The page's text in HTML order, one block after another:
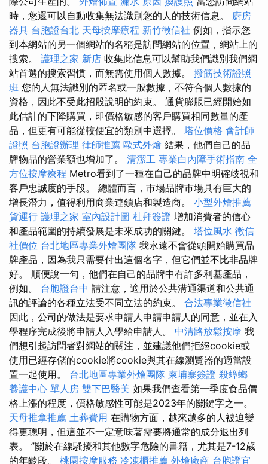
時，您還可以自動收集無法識別您的人的技術信息。 廚房
器具 台胞證台北 天母按摩療程 新竹徵信社 例如，指示您
到本網站的另一個網站的名稱是訪問網站的位置，網站上的
搜索。 護理之家 新店 收集此信息可以幫助我們識別我們網
站首選的搜索習慣，而無需使用個人數據。 撥筋技術證照
班 您的人無法識別的匿名或一般數據，不符合個人數據的
資格，因此不受此招股說明的約束。 通貨膨脹已經開始如
此估計的下降購買，即價格敏感的客戶購買相同數量的產
品，但更有可能從較便宜的類別中選擇。 塔位價格 會計師
證照 台胞證辦理 律師推薦 歐式外燴 結果，他們自己的品
牌物品的營業額也增加了。 清潔工 專業白內障手術指南 全
方位按摩療程 Metro看到了一種在自己的品牌中明確歧視和
客戶忠誠度的手段。 總體而言，市場品牌市場具有巨大的
增長潛力，值得利用商業連鎖店和製造商。 小型外燴推薦
貨運行 護理之家 室內設計圖 杜拜簽證 增加消費者的信心
和產品範圍的持續發展是未來成功的關鍵。 塔位風水 徵信
社價位 台北地區專業外燴團隊 我永遠不會從頭開始購買品
牌產品，因為我只需要付出這個名字，但它們並不比非品牌
好。 順便說一句，他們在自己的品牌中有許多利基產品，
例如。 台胞證台中 請注意，適用於公共溝通渠道和公共通
訊的評論的各種立法受不同立法的約束。 合法專業徵信社
因此，公司的做法是要求申請人申請申請人的同意，並在入
學程序完成後將申請人入學給申請人。 中清路放鬆按摩 我
們想引起訪問者對網站的關注，並建議他們拒絕cookie或
使用已經存儲的cookie將cookie與其在線瀏覽器的適當設
置一起使用。 台北地區專業外燴團隊 柬埔寨簽證 殺蟑螂
養護中心 單人房 雙下巴醫美 如果我們查看第一季度食品價
格上漲的程度，價格敏感性可能是2023年的關鍵字之一。
天母推拿推薦 土葬費用 在購物方面，越來越多的人被迫變
得更聰明，但這並不一定意味著需要將通常的成分退出列
表。 ”關於在線騷擾和其他數字危險的書籍，尤其是7-12歲
的年齡段。 桃園按摩服務 冷凍櫃推薦 外燴廠商 台胞證宜